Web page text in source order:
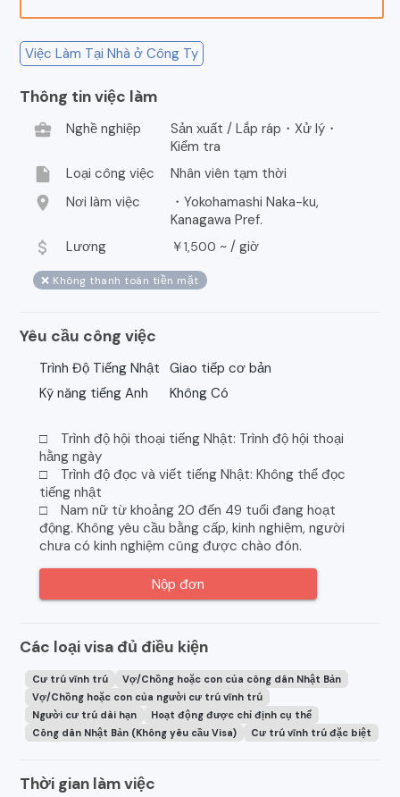
Việc Làm Tại Nhà ở Công Ty
Thông tin việc làm
business_center
Nghề nghiệp
Sản xuất / Lắp ráp・Xử lý・
Kiểm tra
insert_drive_file Loại công việc Nhân viên tạm thời
location_on Nơi làm việc
・Yokohamashi Naka-ku,
Kanagawa Pref.
attach_money Lương ￥1,500 ~ / giờ
❌ Không thanh toán tiền mặt
Yêu cầu công việc
Trình Độ Tiếng Nhật
Giao tiếp cơ bản
Kỹ năng tiếng Anh
Không Có
□ Trình độ hội thoại tiếng Nhật: Trình độ hội thoại
hằng ngày
□ Trình độ đọc và viết tiếng Nhật: Không thể đọc
tiếng nhật
□ Nam nữ từ khoảng 20 đến 49 tuổi đang hoạt
động. Không yêu cầu bằng cấp, kinh nghiệm, người
chưa có kinh nghiệm cũng được chào đón.
Nộp đơn
Các loại visa đủ điều kiện
Cư trú vĩnh trú
Vợ/Chồng hoặc con của công dân Nhật Bản
Vợ/Chồng hoặc con của người cư trú vĩnh trú
Người cư trú dài hạn
Hoạt động được chỉ định cụ thể
Công dân Nhật Bản (Không yêu cầu Visa)
Cư trú vĩnh trú đặc biệt
Thời gian làm việc